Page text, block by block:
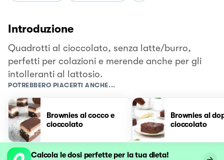
Introduzione
Quadrotti al cioccolato, senza latte/burro,
perfetti per colazioni e merende anche per gli
intolleranti al lattosio.
POTREBBERO PIACERTI ANCHE...
Brownies al cocco e
cioccolato
Brownies al
cioccolato
Calcola le dosi perfette per la tua dieta!